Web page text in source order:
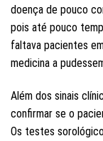
doença de pouco
pois até pouco
faltava pacientes
medicina a
Além dos sinais
confirmar se o
Os testes